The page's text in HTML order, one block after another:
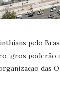
pelo
gros poderão
das